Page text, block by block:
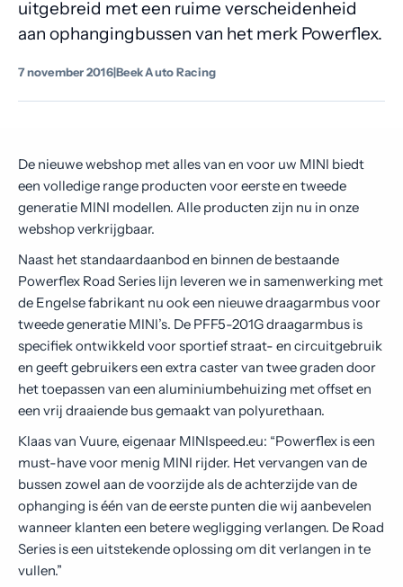
Contact
uitgebreid met een ruime verscheidenheid
aan ophangingbussen van het merk Powerflex.
7 november 2016|Beek Auto Racing
De nieuwe webshop met alles van en voor uw MINI biedt
een volledige range producten voor eerste en tweede
generatie MINI modellen. Alle producten zijn nu in onze
webshop verkrijgbaar.
Naast het standaardaanbod en binnen de bestaande
Powerflex Road Series lijn leveren we in samenwerking met
de Engelse fabrikant nu ook een nieuwe draagarmbus voor
tweede generatie MINI’s. De PFF5-201G draagarmbus is
specifiek ontwikkeld voor sportief straat- en circuitgebruik
en geeft gebruikers een extra caster van twee graden door
het toepassen van een aluminiumbehuizing met offset en
een vrij draaiende bus gemaakt van polyurethaan.
Klaas van Vuure, eigenaar MINIspeed.eu: “Powerflex is een
must-have voor menig MINI rijder. Het vervangen van de
bussen zowel aan de voorzijde als de achterzijde van de
ophanging is één van de eerste punten die wij aanbevelen
wanneer klanten een betere wegligging verlangen. De Road
Series is een uitstekende oplossing om dit verlangen in te
vullen.”